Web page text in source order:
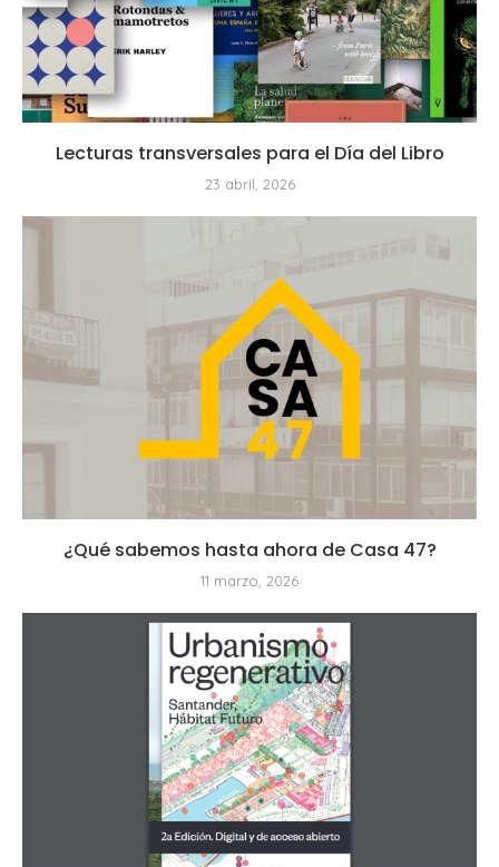
Lecturas transversales para el Día del Libro
23 abril, 2026
¿Qué sabemos hasta ahora de Casa 47?
11 marzo, 2026